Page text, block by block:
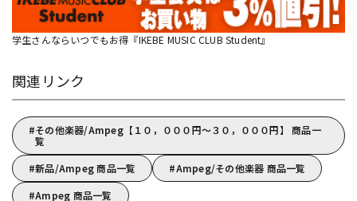
学生さんならいつでもお得『IKEBE MUSIC CLUB Student』
関連リンク
その他楽器/Ampeg【１０，０００円～３０，０００円】 商品一
覧
新品/Ampeg 商品一覧
Ampeg/その他楽器 商品一覧
Ampeg 商品一覧